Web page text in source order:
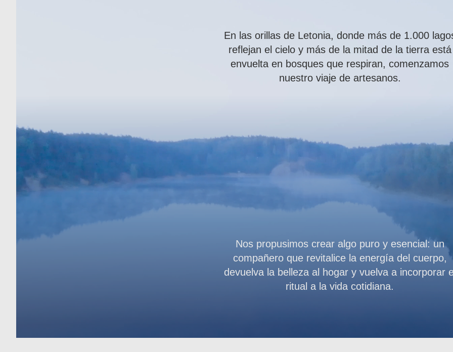
En las orillas de Letonia, donde más de 1.000
reflejan el cielo y más de la mitad de la tierra está
envuelta en bosques que respiran, comenzamos
nuestro viaje de artesanos.
Nos propusimos crear algo puro y esencial: un
compañero que revitalice la energía del cuerpo,
devuelva la belleza al hogar y vuelva a incorporar
ritual a la vida cotidiana.